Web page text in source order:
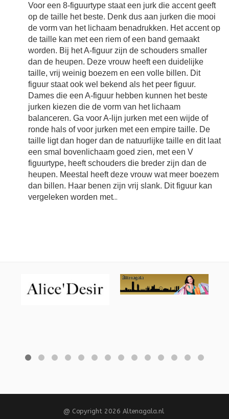
Voor een 8-figuurtype staat een jurk die accent geeft
op de taille het beste. Denk dus aan jurken die mooi
de vorm van het lichaam benadrukken. Het accent op
de taille kan met een riem of een band gemaakt
worden. Bij het A-figuur zijn de schouders smaller
dan de heupen. Deze vrouw heeft een duidelijke
taille, vrij weinig boezem en een volle billen. Dit
figuur staat ook wel bekend als het peer figuur.
Dames die een A-figuur hebben kunnen het beste
jurken kiezen die de vorm van het lichaam
balanceren. Ga voor A-lijn jurken met een wijde of
ronde hals of voor jurken met een empire taille. De
taille ligt dan hoger dan de natuurlijke taille en dit laat
een smal bovenlichaam goed zien, met een V
figuurtype, heeft schouders die breder zijn dan de
heupen. Meestal heeft deze vrouw wat meer boezem
dan billen. Haar benen zijn vrij slank. Dit figuur kan
vergeleken worden met...
@ Copyright 2026 Altenagala.nl